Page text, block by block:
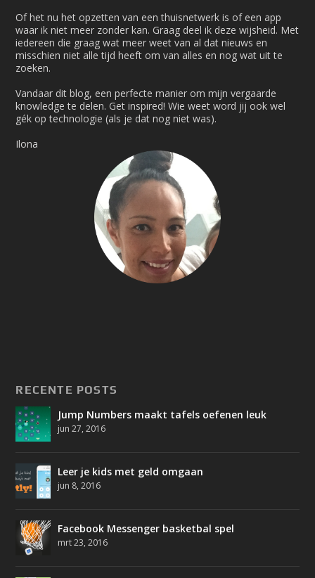
Of het nu het opzetten van een thuisnetwerk is of een app
waar ik niet meer zonder kan. Graag deel ik deze wijsheid. Met
iedereen die graag wat meer weet van al dat nieuws en
misschien niet alle tijd heeft om van alles en nog wat uit te
zoeken.
Vandaar dit blog, een perfecte manier om mijn vergaarde
knowledge te delen. Get inspired! Wie weet word jij ook wel
gék op technologie (als je dat nog niet was).
Ilona
RECENTE POSTS
Jump Numbers maakt tafels oefenen leuk
jun 27, 2016
Leer je kids met geld omgaan
jun 8, 2016
Facebook Messenger basketbal spel
mrt 23, 2016